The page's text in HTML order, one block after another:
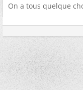
On a tous quelque